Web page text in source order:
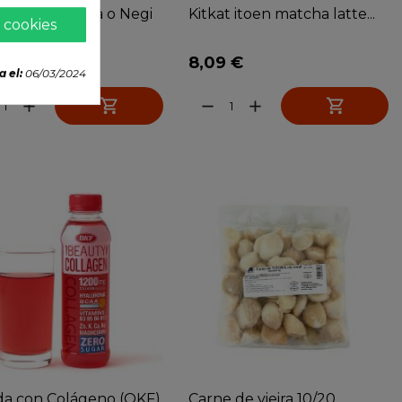
Japonesa o Negi
add 
Kitkat itoen matcha latte...
8,09 €
remove add 
el:06/03/2024